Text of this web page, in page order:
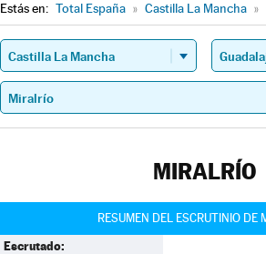
Estás en: Total España » Castilla La Mancha »
MIRALRÍO
RESUMEN DEL ESCRUTINIO DE
Escrutado: